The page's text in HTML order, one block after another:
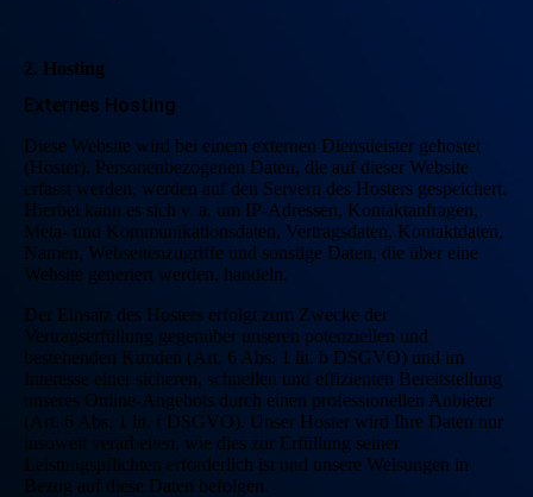
2. Hosting
Externes Hosting
Diese Website wird bei einem externen Dienstleister gehostet
(Hoster). Personenbezogenen Daten, die auf dieser Website
erfasst werden, werden auf den Servern des Hosters gespeichert.
Hierbei kann es sich v. a. um IP-Adressen, Kontaktanfragen,
Meta- und Kommunikationsdaten, Vertragsdaten, Kontaktdaten,
Namen, Webseitenzugriffe und sonstige Daten, die über eine
Website generiert werden, handeln.
Der Einsatz des Hosters erfolgt zum Zwecke der
Vertragserfüllung gegenüber unseren potenziellen und
bestehenden Kunden (Art. 6 Abs. 1 lit. b DSGVO) und im
Interesse einer sicheren, schnellen und effizienten Bereitstellung
unseres Online-Angebots durch einen professionellen Anbieter
(Art. 6 Abs. 1 lit. f DSGVO). Unser Hoster wird Ihre Daten nur
insoweit verarbeiten, wie dies zur Erfüllung seiner
Leistungspflichten erforderlich ist und unsere Weisungen in
Bezug auf diese Daten befolgen.